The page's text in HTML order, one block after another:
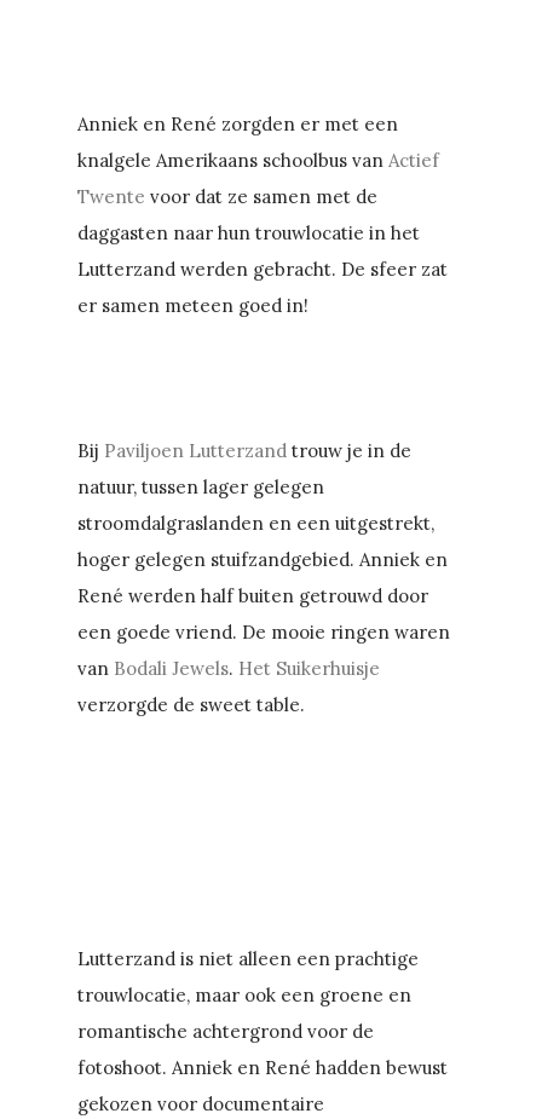
Anniek en René zorgden er met een
knalgele Amerikaans schoolbus vanActief
Twente voor dat ze samen met de
daggasten naar hun trouwlocatie in het
Lutterzand werden gebracht. De sfeer zat
er samen meteen goed in!
Bij Paviljoen Lutterzand trouw je in de
natuur, tussen lager gelegen
stroomdalgraslanden en een uitgestrekt,
hoger gelegen stuifzandgebied. Anniek en
René werden half buiten getrouwd door
een goede vriend. De mooie ringen waren
van Bodali Jewels. Het Suikerhuisje
verzorgde de sweet table.
Lutterzand is niet alleen een prachtige
trouwlocatie, maar ook een groene en
romantische achtergrond voor de
fotoshoot. Anniek en René hadden bewust
gekozen voor documentaire